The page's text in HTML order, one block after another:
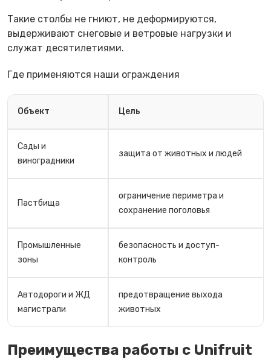
Такие столбы не гниют, не деформируются,
выдерживают снеговые и ветровые нагрузки и
служат десятилетиями.
Где применяются наши ограждения
Объект Цель
Сады и
виноградники
защита от животных и людей
Пастбища
ограничение периметра и
сохранение поголовья
Промышленные
зоны
безопасность и доступ-
контроль
Автодороги и ЖД
магистрали
предотвращение выхода
животных
Преимущества работы с Unifruit